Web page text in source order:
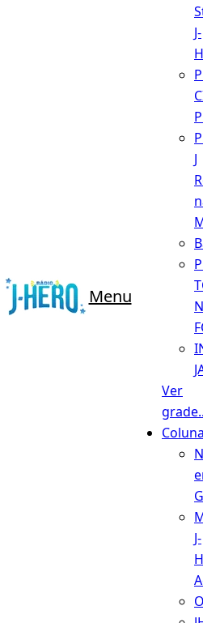
Menu
J-
J
Ver
J-